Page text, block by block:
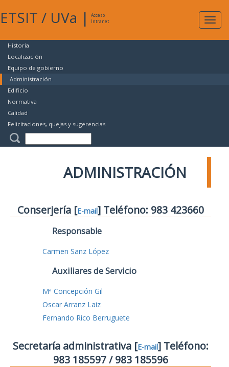
ETSIT / UVa |
Acceso
Intranet
Historia
Localización
Equipo de gobierno
Administración
Edificio
Normativa
Calidad
Felicitaciones, quejas y sugerencias
ADMINISTRACIÓN
Conserjería [E-mail] Teléfono: 983 423660
Responsable
Carmen Sanz López
Auxiliares de Servicio
Mª Concepción Gil
Oscar Arranz Laiz
Fernando Rico Berruguete
Secretaría administrativa [E-mail] Teléfono:
983 185597 / 983 185596